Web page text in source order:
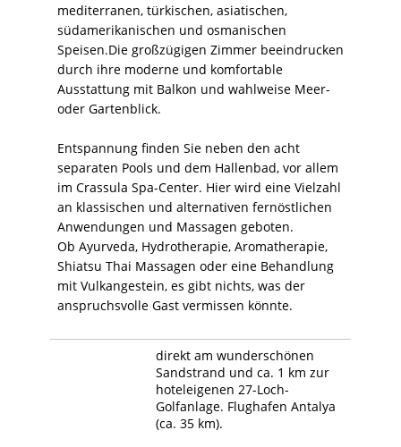
mediterranen, türkischen, asiatischen,
südamerikanischen und osmanischen
Speisen.Die großzügigen Zimmer beeindrucken
durch ihre moderne und komfortable
Ausstattung mit Balkon und wahlweise Meer-
oder Gartenblick.
Entspannung finden Sie neben den acht
separaten Pools und dem Hallenbad, vor allem
im Crassula Spa-Center. Hier wird eine Vielzahl
an klassischen und alternativen fernöstlichen
Anwendungen und Massagen geboten.
Ob Ayurveda, Hydrotherapie, Aromatherapie,
Shiatsu Thai Massagen oder eine Behandlung
mit Vulkangestein, es gibt nichts, was der
anspruchsvolle Gast vermissen könnte.
direkt am wunderschönen
Sandstrand und ca. 1 km zur
hoteleigenen 27-Loch-
Golfanlage. Flughafen Antalya
(ca. 35 km).